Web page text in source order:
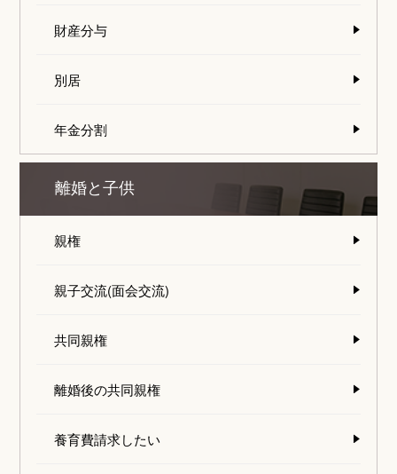
財産分与
別居
年金分割
離婚と子供
親権
親子交流(面会交流)
共同親権
離婚後の共同親権
養育費請求したい